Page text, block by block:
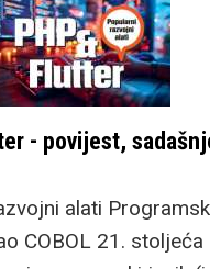
- povijest,
alati
COBOL 21. stoljeća